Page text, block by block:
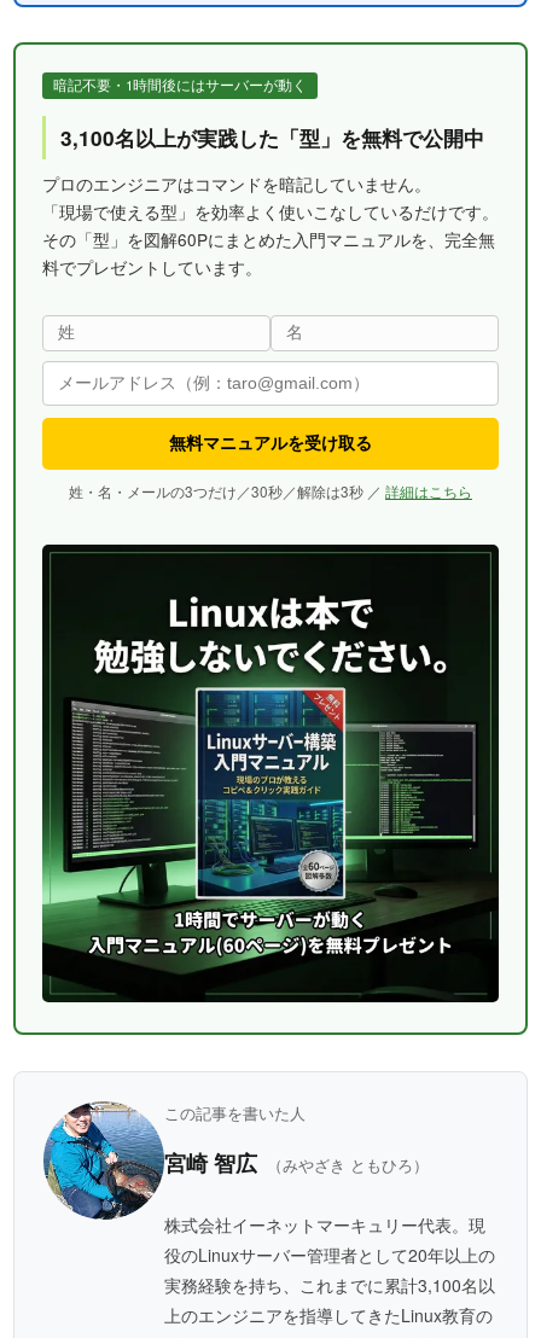
暗記不要・1時間後にはサーバーが動く
3,100名以上が実践した「型」を無料で公開中
プロのエンジニアはコマンドを暗記していません。
「現場で使える型」を効率よく使いこなしているだけです。
その「型」を図解60Pにまとめた入門マニュアルを、完全無
料でプレゼントしています。
無料マニュアルを受け取る
姓・名・メールの3つだけ／30秒／解除は3秒 ／ 詳細はこちら
この記事を書いた人
宮崎 智広 （みやざき ともひろ）
株式会社イーネットマーキュリー代表。現
役のLinuxサーバー管理者として20年以上の
実務経験を持ち、これまでに累計3,100名以
上のエンジニアを指導してきたLinux教育の